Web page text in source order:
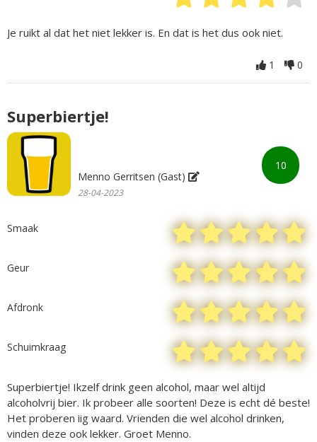
Je ruikt al dat het niet lekker is. En dat is het dus ook niet.
1 0
10
Superbiertje!
Menno Gerritsen (Gast)
28-04-2023
Smaak
Geur
Afdronk
Schuimkraag
Superbiertje! Ikzelf drink geen alcohol, maar wel altijd
alcoholvrij bier. Ik probeer alle soorten! Deze is echt dé beste!
Het proberen iig waard. Vrienden die wel alcohol drinken,
vinden deze ook lekker. Groet Menno.